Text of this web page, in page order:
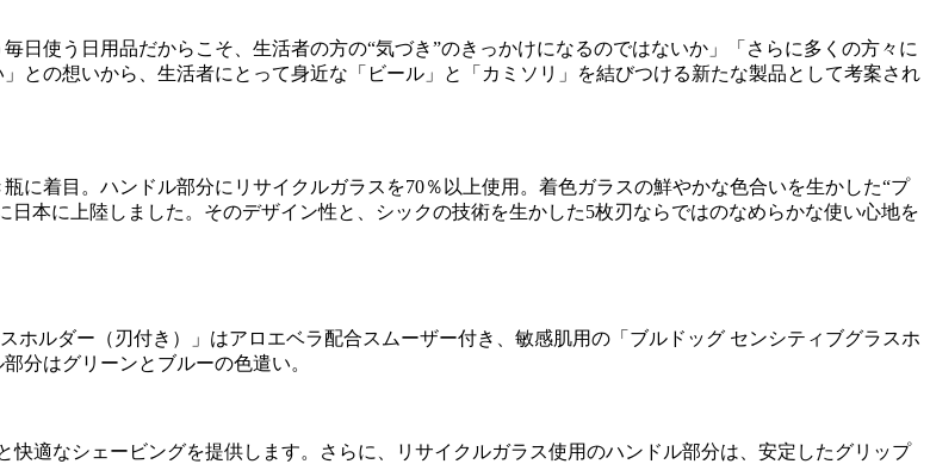
日使う日用品だからこそ、生活者の方の“気づき”のきっかけになるのではないか」「さらに多くの方々に
との想いから、生活者にとって身近な「ビール」と「カミソリ」を結びつける新たな製品として考案され
に着目。ハンドル部分にリサイクルガラスを70％以上使用。着色ガラスの鮮やかな色合いを生かした“プ
本に上陸しました。そのデザイン性と、シックの技術を生かした5枚刃ならではのなめらかな使い心地を
ルダー（刃付き）」はアロエベラ配合スムーザー付き、敏感肌用の「ブルドッグ センシティブグラスホ
分はグリーンとブルーの色遣い。
適なシェービングを提供します。さらに、リサイクルガラス使用のハンドル部分は、安定したグリップ